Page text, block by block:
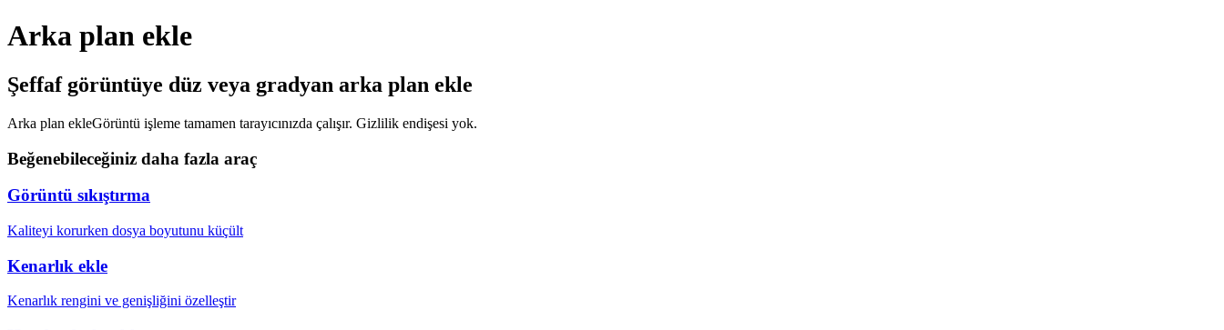
Arka plan ekle
Şeffaf görüntüye düz veya gradyan arka plan ekle
Arka plan ekleGörüntü işleme tamamen tarayıcınızda çalışır. Gizlilik endişesi yok.
Beğenebileceğiniz daha fazla araç
Görüntü sıkıştırma
Kaliteyi korurken dosya boyutunu küçült
Kenarlık ekle
Kenarlık rengini ve genişliğini özelleştir